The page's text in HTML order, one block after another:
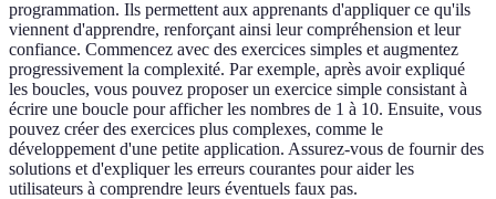
programmation. Ils permettent aux apprenants d'appliquer ce qu'ils
viennent d'apprendre, renforçant ainsi leur compréhension et leur
confiance. Commencez avec des exercices simples et augmentez
progressivement la complexité. Par exemple, après avoir expliqué
les boucles, vous pouvez proposer un exercice simple consistant à
écrire une boucle pour afficher les nombres de 1 à 10. Ensuite, vous
pouvez créer des exercices plus complexes, comme le
développement d'une petite application. Assurez-vous de fournir des
solutions et d'expliquer les erreurs courantes pour aider les
utilisateurs à comprendre leurs éventuels faux pas.